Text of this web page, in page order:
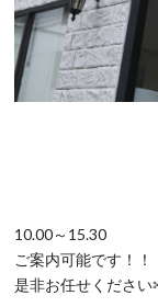
10.00～15.30
ご案内可能です！
是非お任せくださ